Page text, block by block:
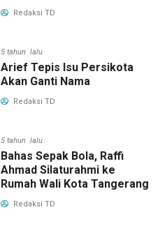
Redaksi TD
5 tahun lalu
Arief Tepis Isu Persikota
Akan Ganti Nama
Redaksi TD
5 tahun lalu
Bahas Sepak Bola, Raffi
Ahmad Silaturahmi ke
Rumah Wali Kota Tangerang
Redaksi TD